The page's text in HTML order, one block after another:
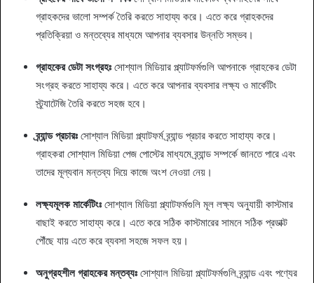
গ্রাহকদের ভালো সম্পর্ক তৈরি করতে সাহায্য করে। এতে করে গ্রাহকদের
প্রতিক্রিয়া ও মন্তব্যের মাধ্যমে আপনার ব্যবসার উন্নতি সম্ভব।
গ্রাহকের ডেটা সংগ্রহঃ সোশ্যাল মিডিয়ার প্ল্যাটফর্মগুলি আপনাকে গ্রাহকের ডেটা
সংগ্রহ করতে সাহায্য করে। এতে করে আপনার ব্যবসার লক্ষ্য ও মার্কেটিং
স্ট্র্যাটেজি তৈরি করতে সহজ হবে।
ব্র্যান্ড প্রচারঃ সোশ্যাল মিডিয়া প্ল্যাটফর্ম ব্র্যান্ড প্রচার করতে সাহায্য করে।
গ্রাহকরা সোশ্যাল মিডিয়া পেজ পোস্টের মাধ্যমে ব্র্যান্ড সম্পর্কে জানতে পারে এবং
তাদের মূল্যবান মন্তব্য দিয়ে কাজে অংশ নেওয়া নেয়।
লক্ষ্যমূলক মার্কেটিংঃ সোশ্যাল মিডিয়া প্ল্যাটফর্মগুলি মূল লক্ষ্য অনুযায়ী কাস্টমার
বাছাই করতে সাহায্য করে। এতে করে সঠিক কাস্টমারের সামনে সঠিক প্রডাক্ট
পৌঁছে যায় এতে করে ব্যবসা সহজে সফল হয়।
অনুগ্রহশীল গ্রাহকের মন্তব্যঃ সোশ্যাল মিডিয়া প্ল্যাটফর্মগুলি ব্র্যান্ড এবং পণ্যের